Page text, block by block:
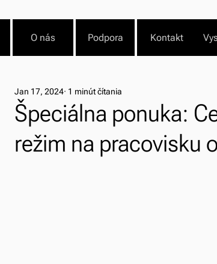
O nás Podpora Kontakt
Špeciálna ponuka:
režim na pracovisku
Jan 17, 2024 1 minút čítania